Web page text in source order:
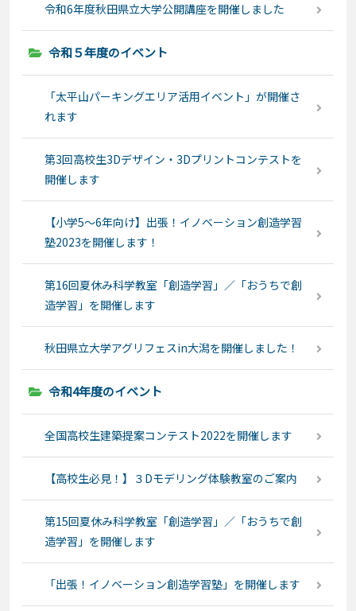
令和6年度秋田県立大学公開講座を開催しました
令和５年度のイベント
「太平山パーキングエリア活用イベント」が開催さ
れます
第3回高校生3Dデザイン・3Dプリントコンテストを
開催します
【小学5～6年向け】出張！イノベーション創造学習
塾2023を開催します！
第16回夏休み科学教室「創造学習」／「おうちで創
造学習」を開催します
秋田県立大学アグリフェスin大潟を開催しました！
令和4年度のイベント
全国高校生建築提案コンテスト2022を開催します
【高校生必見！】３Dモデリング体験教室のご案内
第15回夏休み科学教室「創造学習」／「おうちで創
造学習」を開催します
「出張！イノベーション創造学習塾」を開催します